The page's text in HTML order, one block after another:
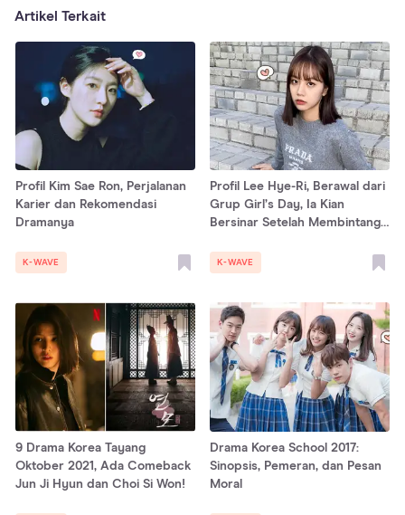
Artikel Terkait
Profil Kim Sae Ron, Perjalanan
Karier dan Rekomendasi
Dramanya
K-WAVE
Profil Lee Hye-Ri, Berawal dari
Grup Girl’s Day, Ia Kian
Bersinar Setelah Membintangi
K-WAVE
9 Drama Korea Tayang
Oktober 2021, Ada Comeback
Jun Ji Hyun dan Choi Si Won!
Drama Korea School 2017:
Sinopsis, Pemeran, dan Pesan
Moral